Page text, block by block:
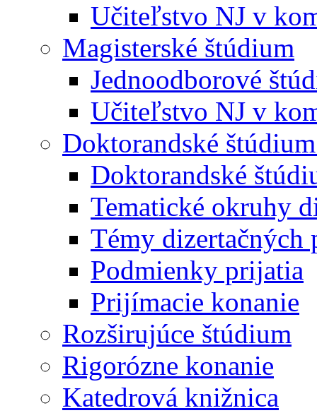
Učiteľstvo NJ v
Magisterské štúdium
Jednoodborové
Učiteľstvo NJ v
Doktorandské
Doktorandské
Tematické okruhy
Témy dizertačných
Podmienky prijatia
Prijímacie konanie
Rozširujúce štúdium
Rigorózne konanie
Katedrová knižnica